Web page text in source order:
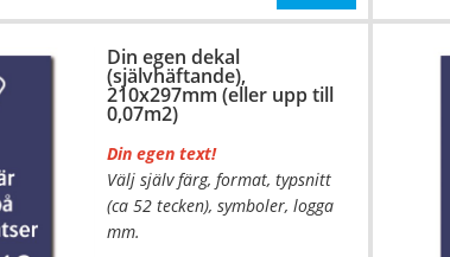
OBS!
Din egen dekal
(självhäftande),
210x297mm (eller upp till
0,07m2)
Din egen text!
Välj själv färg, format, typsnitt
(ca 52 tecken), symboler, logga
mm.